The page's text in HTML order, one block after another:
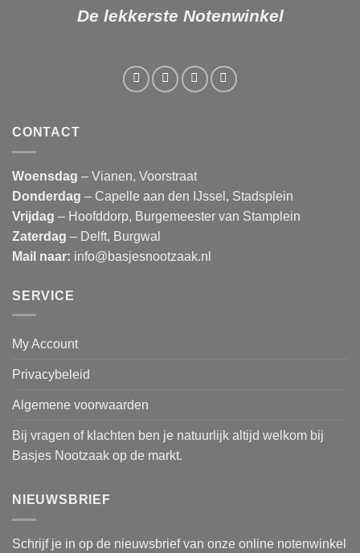
De lekkerste Notenwinkel
CONTACT
Woensdag – Vianen, Voorstraat
Donderdag – Capelle aan den IJssel, Stadsplein
Vrijdag – Hoofddorp, Burgemeester van Stamplein
Zaterdag – Delft, Burgwal
Mail naar: info@basjesnootzaak.nl
SERVICE
My Account
Privacybeleid
Algemene voorwaarden
Bij vragen of klachten ben je natuurlijk altijd welkom bij
Basjes Nootzaak op de markt.
NIEUWSBRIEF
Schrijf je in op de nieuwsbrief van onze online notenwinkel